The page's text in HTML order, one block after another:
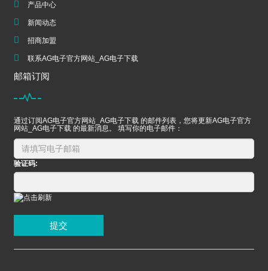
产品中心
新闻动态
招商加盟
联系AG电子官方网站_AG电子下载
邮箱订阅
通过订阅AG电子官方网站_AG电子下载 的邮件列表，您将更新AG电子官方
网站_AG电子下载 的最新消息。 填写你的电子邮件：
验证码:
提交